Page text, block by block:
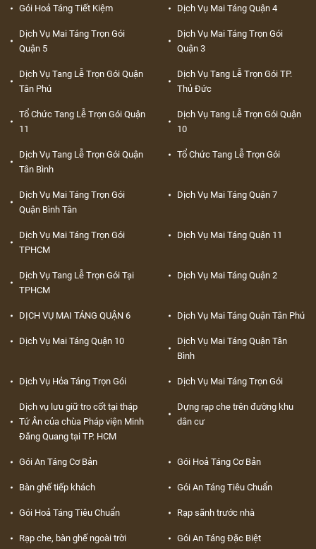
Gói Hoả Táng Tiết Kiệm Dịch Vụ Mai Táng Quận 4
Dịch Vụ Mai Táng Trọn Gói
Quận 5
Dịch Vụ Mai Táng Trọn Gói
Quận 3
Dịch Vụ Tang Lễ Trọn Gói Quận
Tân Phú
Dịch Vụ Tang Lễ Trọn Gói TP.
Thủ Đức
Tổ Chức Tang Lễ Trọn Gói Quận
11
Dịch Vụ Tang Lễ Trọn Gói Quận
10
Dịch Vụ Tang Lễ Trọn Gói Quận
Tân Bình
Tổ Chức Tang Lễ Trọn Gói
Dịch Vụ Mai Táng Trọn Gói
Quận Bình Tân
Dịch Vụ Mai Táng Quận 7
Dịch Vụ Mai Táng Trọn Gói
TPHCM
Dịch Vụ Mai Táng Quận 11
Dịch Vụ Tang Lễ Trọn Gói Tại
TPHCM
Dịch Vụ Mai Táng Quận 2
DỊCH VỤ MAI TÁNG QUẬN 6 Dịch Vụ Mai Táng Quận Tân Phú
Dịch Vụ Mai Táng Quận 10
Dịch Vụ Mai Táng Quận Tân
Bình
Dịch Vụ Hỏa Táng Trọn Gói Dịch Vụ Mai Táng Trọn Gói
Dịch vụ lưu giữ tro cốt tại tháp
Tứ Ân của chùa Pháp viện Minh
Đăng Quang tại TP. HCM
Dựng rạp che trên đường khu
dân cư
Gói An Táng Cơ Bản Gói Hoả Táng Cơ Bản
Bàn ghế tiếp khách Gói An Táng Tiêu Chuẩn
Gói Hoả Táng Tiêu Chuẩn Rạp sãnh trước nhà
Rạp che, bàn ghế ngoài trời Gói An Táng Đặc Biệt